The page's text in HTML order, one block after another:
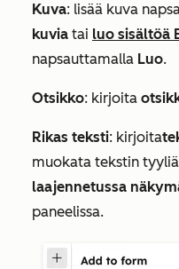
Kuva: lisää kuva
kuvia tai luo sisältöä
napsauttamalla Luo.
Otsikko: kirjoita
Rikas teksti: kirjoita
muokata tekstin
laajennetussa
paneelissa.